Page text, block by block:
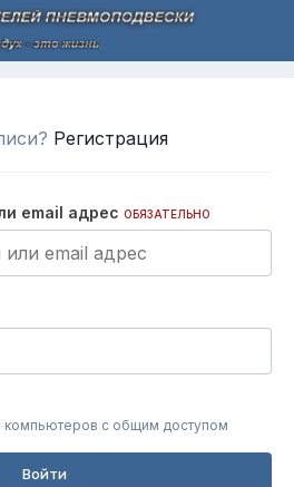
Регистрация
email адрес ОБЯЗАТЕЛЬНО
компьютеров с общим доступом
Войти